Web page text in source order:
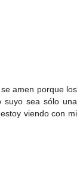
amen porque los
suyo sea sólo una
viendo con mi